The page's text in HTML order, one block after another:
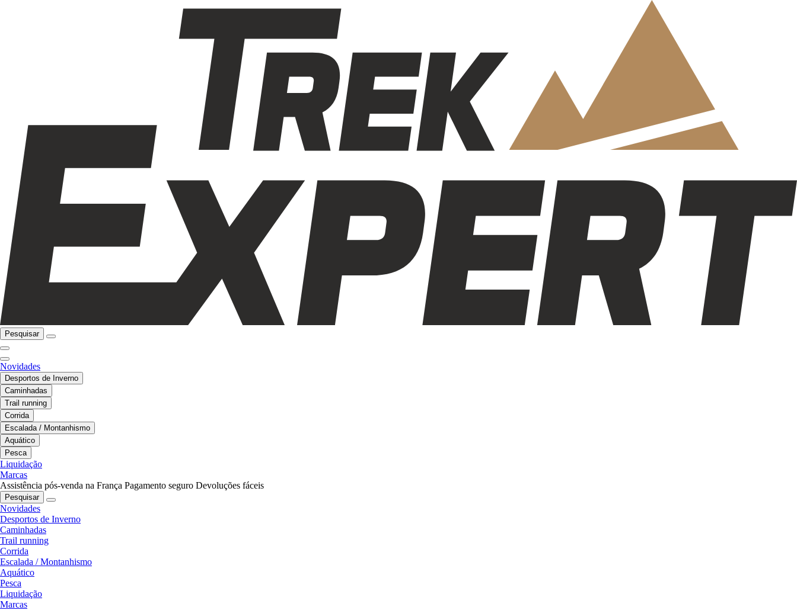
Pesquisar
Novidades
Desportos de Inverno
Caminhadas
Trail running
Corrida
Escalada / Montanhismo
Aquático
Pesca
Liquidação
Marcas
Assistência pós-venda na França Pagamento seguro Devoluções fáceis
Pesquisar
Novidades
Desportos de Inverno
Caminhadas
Trail running
Corrida
Escalada / Montanhismo
Aquático
Pesca
Liquidação
Marcas